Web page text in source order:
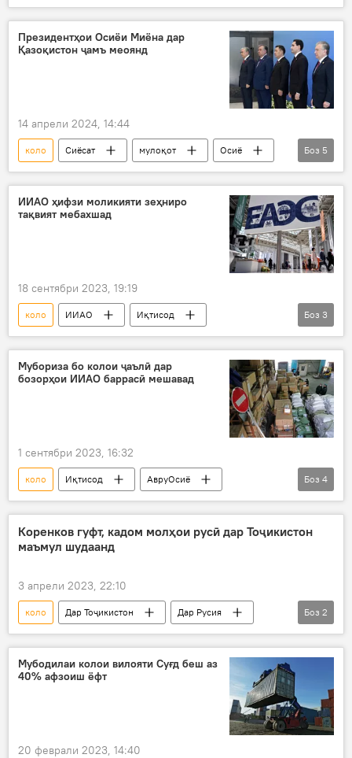
савдо
Ӯзбекистон
табодули мол
Сафари раисҷумҳури Ӯзбекистон Шавкат Мирзиёев ба Тоҷикистон
Президентҳои Осиёи Миёна дар
Қазоқистон ҷамъ меоянд
14 апрели 2024, 14:44
коло Сиёсат мулоқот
Осиё
миёна
вазир
Сироҷиддин Муҳриддин
Дар Тоҷикистон
Боз 5
ИИАО ҳифзи моликияти зеҳниро
тақвият мебахшад
18 сентябри 2023, 19:19
коло ИИАО
Иқтисод
сабқати зеҳнӣ
мубориза
қонуншиканӣ
Боз 3
Мубориза бо колои ҷаълӣ дар
бозорҳои ИИАО баррасӣ мешавад
1 сентябри 2023, 16:32
коло Иқтисод
АвруОсиё
мубориза
қалбакӣ
қочоқ
Форум
Боз 4
Коренков гуфт, кадом молҳои русӣ дар Тоҷикистон
маъмул шудаанд
3 апрели 2023, 22:10
коло Дар Тоҷикистон
Дар Русия
Иқтисод
гардиши мол
Боз 2
Мубодилаи колои вилояти Суғд беш аз
40% афзоиш ёфт
20 феврали 2023, 14:40